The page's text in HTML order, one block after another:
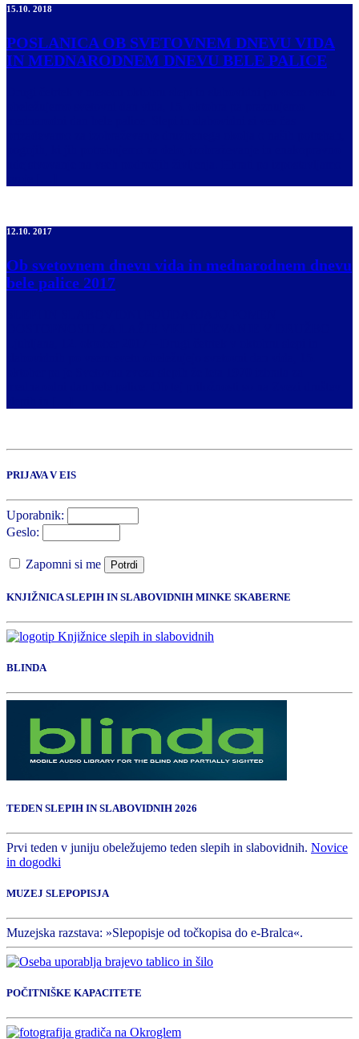
15.10. 2018
POSLANICA OB SVETOVNEM DNEVU VIDA
IN MEDNARODNEM DNEVU BELE PALICE
12.10. 2017
Ob svetovnem dnevu vida in mednarodnem dnevu
bele palice 2017
PRIJAVA V EIS
Uporabnik:
Geslo:
Zapomni si me Potrdi
KNJIŽNICA SLEPIH IN SLABOVIDNIH MINKE SKABERNE
BLINDA
TEDEN SLEPIH IN SLABOVIDNIH 2026
Prvi teden v juniju obeležujemo teden slepih in slabovidnih. Novice
in dogodki
MUZEJ SLEPOPISJA
Muzejska razstava: »Slepopisje od točkopisa do e-Bralca«.
POČITNIŠKE KAPACITETE